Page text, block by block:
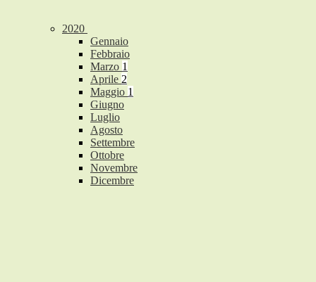
2020
Gennaio
Febbraio
Marzo 1
Aprile 2
Maggio 1
Giugno
Luglio
Agosto
Settembre
Ottobre
Novembre
Dicembre